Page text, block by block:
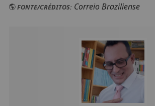
FONTE/CRÉDITOS:Correio Braziliense